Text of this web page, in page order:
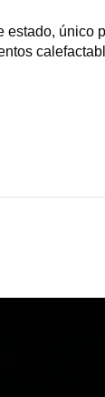
estado, único